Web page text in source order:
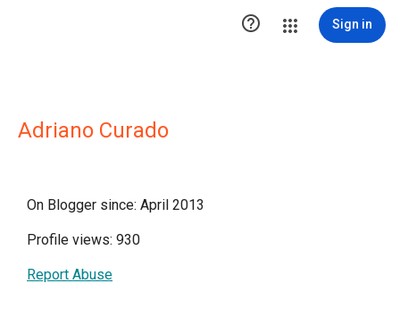
 Sign in
Adriano Curado
On Blogger since: April 2013
Profile views: 930
Report Abuse